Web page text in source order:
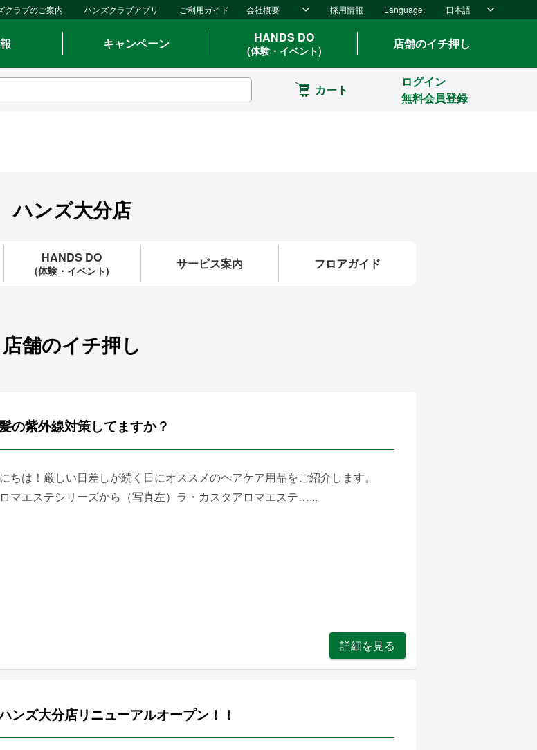
クラブのご案内 ハンズクラブアプリ ご利用ガイド 会社概要 採用情報 Language: 日本語
キャンペーン HANDS DO
(体験・イベント) 店舗のイチ押し
カート
ログイン
無料会員登録
ハンズ大分店
HANDS DO
(体験・イベント) サービス案内 フロアガイド
店舗のイチ押し
の紫外線対策してますか？
ちは！厳しい日差しが続く日にオススメのヘアケア用品をご紹介します。
マエステシリーズから（写真左）ラ・カスタアロマエステ…...
詳細を見る
ンズ大分店リニューアルオープン！！